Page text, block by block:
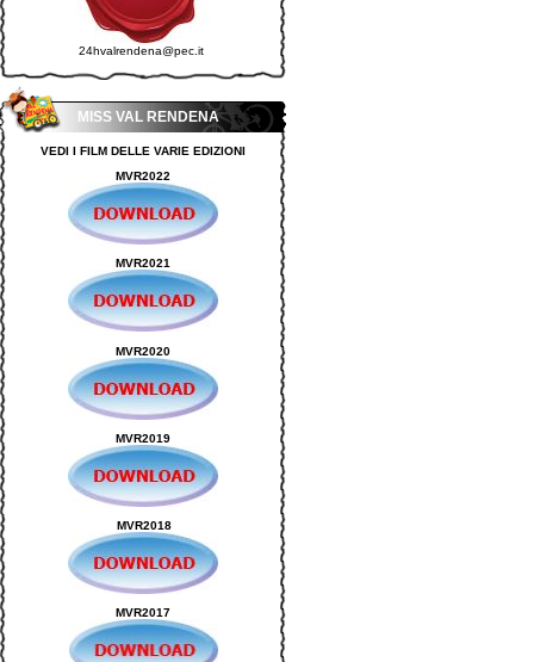
24hvalrendena@pec.it
MISS VAL RENDENA
VEDI I FILM DELLE VARIE EDIZIONI
MVR2022
MVR2021
MVR2020
MVR2019
MVR2018
MVR2017